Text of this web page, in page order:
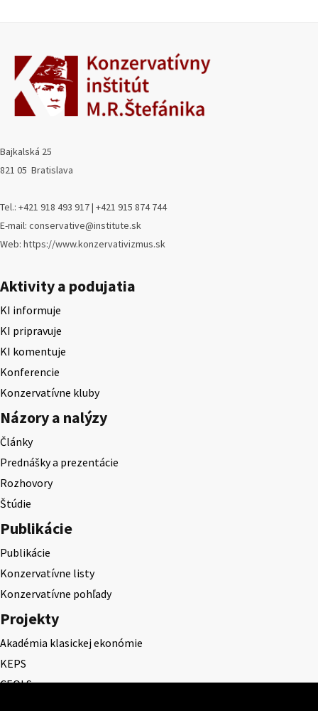
Bajkalská 25
821 05 Bratislava
Tel.: +421 918 493 917 | +421 915 874 744
E-mail: conservative@institute.sk
Web: https://www.konzervativizmus.sk
Aktivity a podujatia
KI informuje
KI pripravuje
KI komentuje
Konferencie
Konzervatívne kluby
Názory a nalýzy
Články
Prednášky a prezentácie
Rozhovory
Štúdie
Publikácie
Publikácie
Konzervatívne listy
Konzervatívne pohľady
Projekty
Akadémia klasickej ekonómie
KEPS
CEQLS